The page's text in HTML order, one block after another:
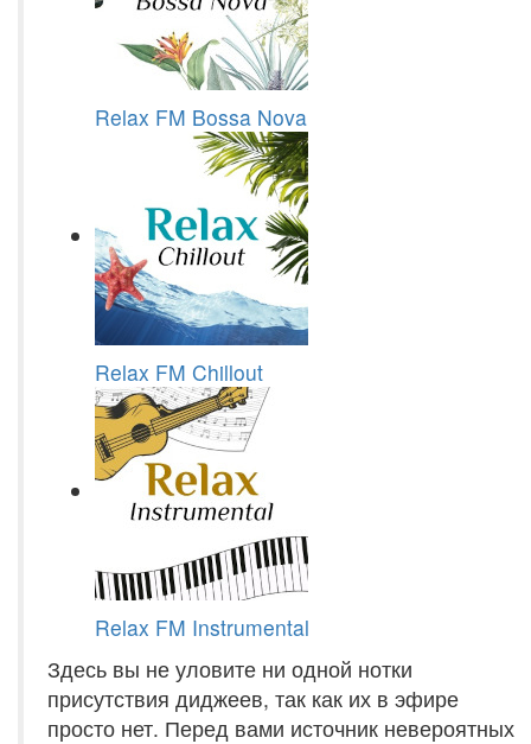
Relax FM Bossa Nova
Relax FM Chillout
Relax FM Instrumental
Здесь вы не уловите ни одной нотки
присутствия диджеев, так как их в эфире
просто нет. Перед вами источник невероятных